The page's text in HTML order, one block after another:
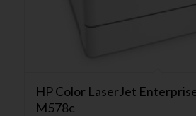
HP Color LaserJet
M578c